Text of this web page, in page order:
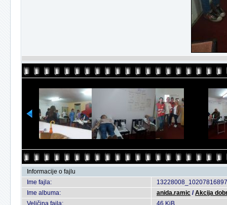
Informacije o fajlu
Ime fajla:
Ime albuma:
anida.ramic /Akcija
Veličina fajla:
46 KiB